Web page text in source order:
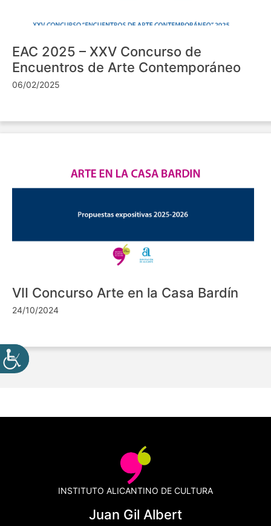
EAC 2025 – XXV Concurso de
Encuentros de Arte Contemporáneo
06/02/2025
VII Concurso Arte en la Casa Bardín
24/10/2024
INSTITUTO ALICANTINO DE CULTURA
Juan Gil Albert